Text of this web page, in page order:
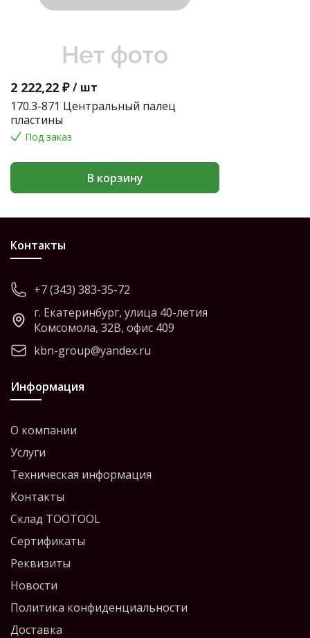
2 222,22 ₽ / шт
170.3-871 Центральный палец
пластины
Под заказ
В корзину
Контакты
+7 (343) 383-35-72
г. Екатеринбург, улица 40-летия
Комсомола, 32В, офис 409
kbn-group@yandex.ru
Информация
О компании
Услуги
Техническая информация
Контакты
Склад TOOTOOL
Сертификаты
Реквизиты
Новости
Политика конфиденциальности
Доставка